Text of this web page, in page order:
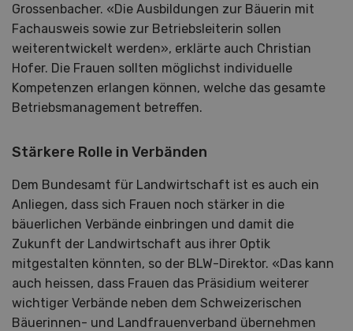
Grossenbacher. «Die Ausbildungen zur Bäuerin mit
Fachausweis sowie zur Betriebsleiterin sollen
weiterentwickelt werden», erklärte auch Christian
Hofer. Die Frauen sollten möglichst individuelle
Kompetenzen erlangen können, welche das gesamte
Betriebsmanagement betreffen.
Stärkere Rolle in Verbänden
Dem Bundesamt für Landwirtschaft ist es auch ein
Anliegen, dass sich Frauen noch stärker in die
bäuerlichen Verbände einbringen und damit die
Zukunft der Landwirtschaft aus ihrer Optik
mitgestalten könnten, so der BLW-Direktor. «Das kann
auch heissen, dass Frauen das Präsidium weiterer
wichtiger Verbände neben dem Schweizerischen
Bäuerinnen- und Landfrauenverband übernehmen